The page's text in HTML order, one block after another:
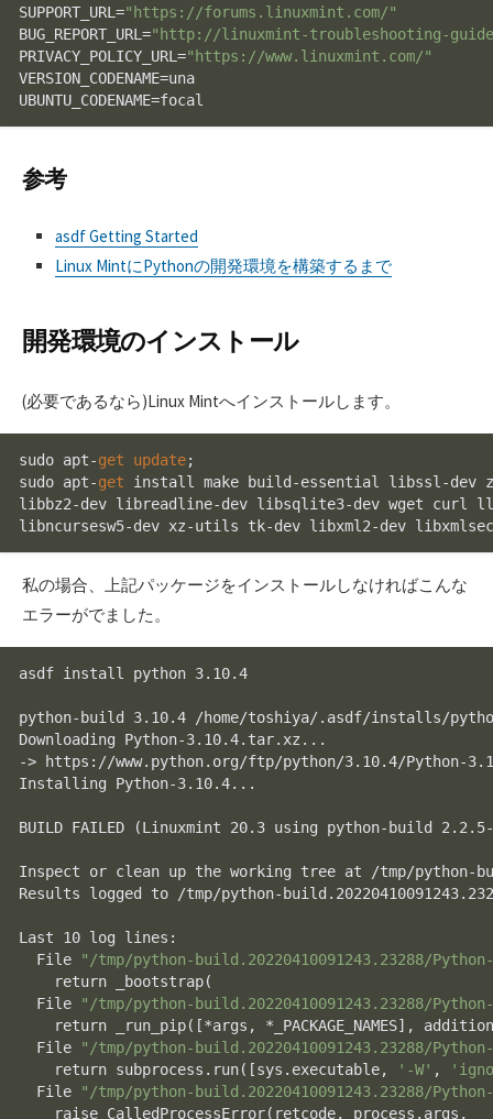
SUPPORT_URL="https://forums.linuxmint.com/"
BUG_REPORT_URL="http://linuxmint-troubleshooting-
PRIVACY_POLICY_URL="https://www.linuxmint.com/"
VERSION_CODENAME=una
UBUNTU_CODENAME=focal
参考
asdf Getting Started
Linux MintにPythonの開発環境を構築するまで
開発環境のインストール
(必要であるなら)Linux Mintへインストールします。
sudo apt-get update;
sudo apt-get install make build -essential libssl -dev
libbz2-dev libreadline-dev libsqlite3-dev wget curl
libncursesw5-dev xz-utils tk-dev libxml2-dev
私の場合、上記パッケージをインストールしなければこんな
エラーがでました。
asdf install python 3.10.4
python-build 3.10.4 /home/toshiya/.asdf/installs/
Downloading Python-3.10.4.tar.xz...
-> https://www.python.org/ftp/python/3.10.4/Python-
Installing Python-3.10.4...
BUILD FAILED (Linuxmint 20.3 using python-build
Inspect or clean up the working tree at /tmp/python-
Results logged to /tmp/python-
Last 10 log lines:
  File
"/tmp/python-build.20220410091243.23288/
return _bootstrap(
  File
"/tmp/python-build.20220410091243.23288/
return _run_pip([*args, *_PACKAGE_NAMES],
  File
"/tmp/python-build.20220410091243.23288/
return subprocess.run([sys.executable, '-W' ,
  File
"/tmp/python-build.20220410091243.23288/
    raise CalledProcessError(retcode, process.args,